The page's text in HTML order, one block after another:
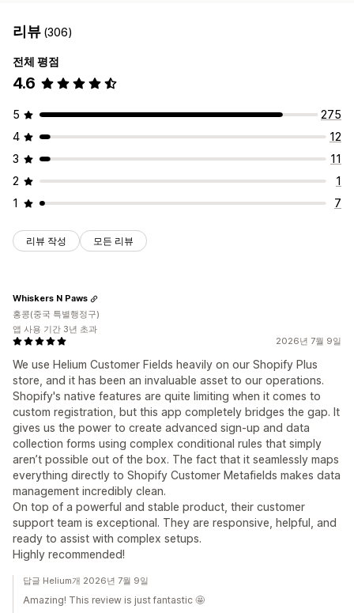
리뷰 (306)
전체 평점
4.6
5
275
4
12
3
11
2
1
1
7
리뷰 작성 모든 리뷰
2026년 7월 9일
We use Helium Customer Fields heavily on our Shopify Plus
store, and it has been an invaluable asset to our operations.
Shopify's native features are quite limiting when it comes to
custom registration, but this app completely bridges the gap. It
gives us the power to create advanced sign-up and data
collection forms using complex conditional rules that simply
aren’t possible out of the box. The fact that it seamlessly maps
everything directly to Shopify Customer Metafields makes data
management incredibly clean.
On top of a powerful and stable product, their customer
support team is exceptional. They are responsive, helpful, and
ready to assist with complex setups.
Highly recommended!
Whiskers N Paws
홍콩(중국 특별행정구)
앱 사용 기간 3년 초과
답글 Helium개 2026년 7월 9일
Amazing! This review is just fantastic 🤩